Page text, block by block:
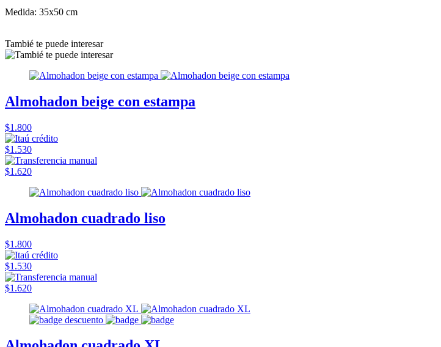
Medida: 35x50 cm
Tambié te puede interesar
Almohadon beige con estampa
$1.800
$1.530
$1.620
Almohadon cuadrado liso
$1.800
$1.530
$1.620